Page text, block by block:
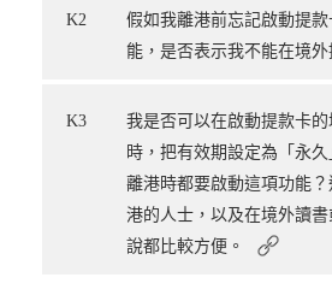
K2
假如我離港前忘記啟動提
能，是否表示我不能在境外
K3
我是否可以在啟動提款卡
時，把有效期設定為「永
離港時都要啟動這項功能
港的人士，以及在境外讀
說都比較方便。